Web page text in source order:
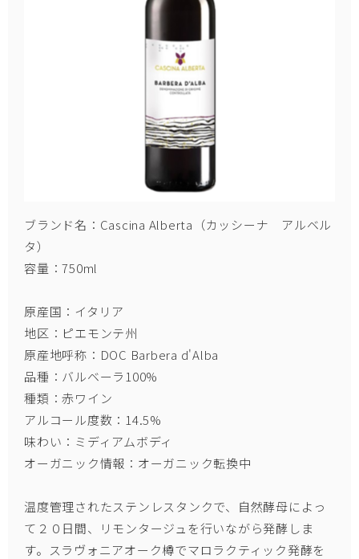
ブランド名：Cascina Alberta（カッシーナ アルベル
タ）
容量：750ml
原産国：イタリア
地区：ピエモンテ州
原産地呼称：DOC Barbera d'Alba
品種：バルベーラ100%
種類：赤ワイン
アルコール度数：14.5%
味わい：ミディアムボディ
オーガニック情報：オーガニック転換中
温度管理されたステンレスタンクで、自然酵母によっ
て２０日間、リモンタージュを行いながら発酵しま
す。スラヴォニアオーク樽でマロラクティック発酵を